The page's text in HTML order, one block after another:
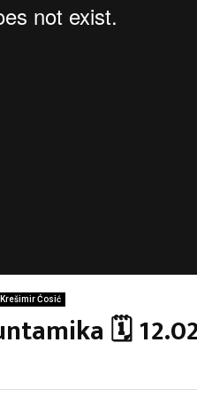
Ćosić
🗓